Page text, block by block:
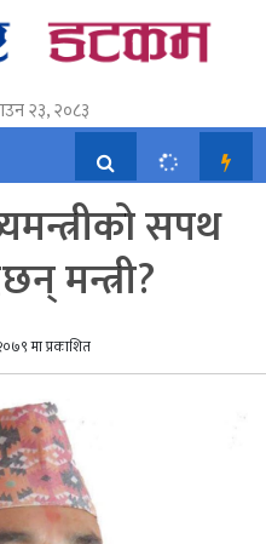
२३, २०८३
सपथ
मन्त्री?
मा प्रकाशित